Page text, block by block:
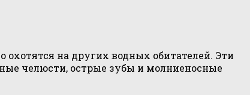
на других водных обитателей. Эти
челюсти, острые зубы и молниеносные